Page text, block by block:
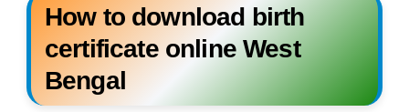
How to download birth
certificate online West
Bengal